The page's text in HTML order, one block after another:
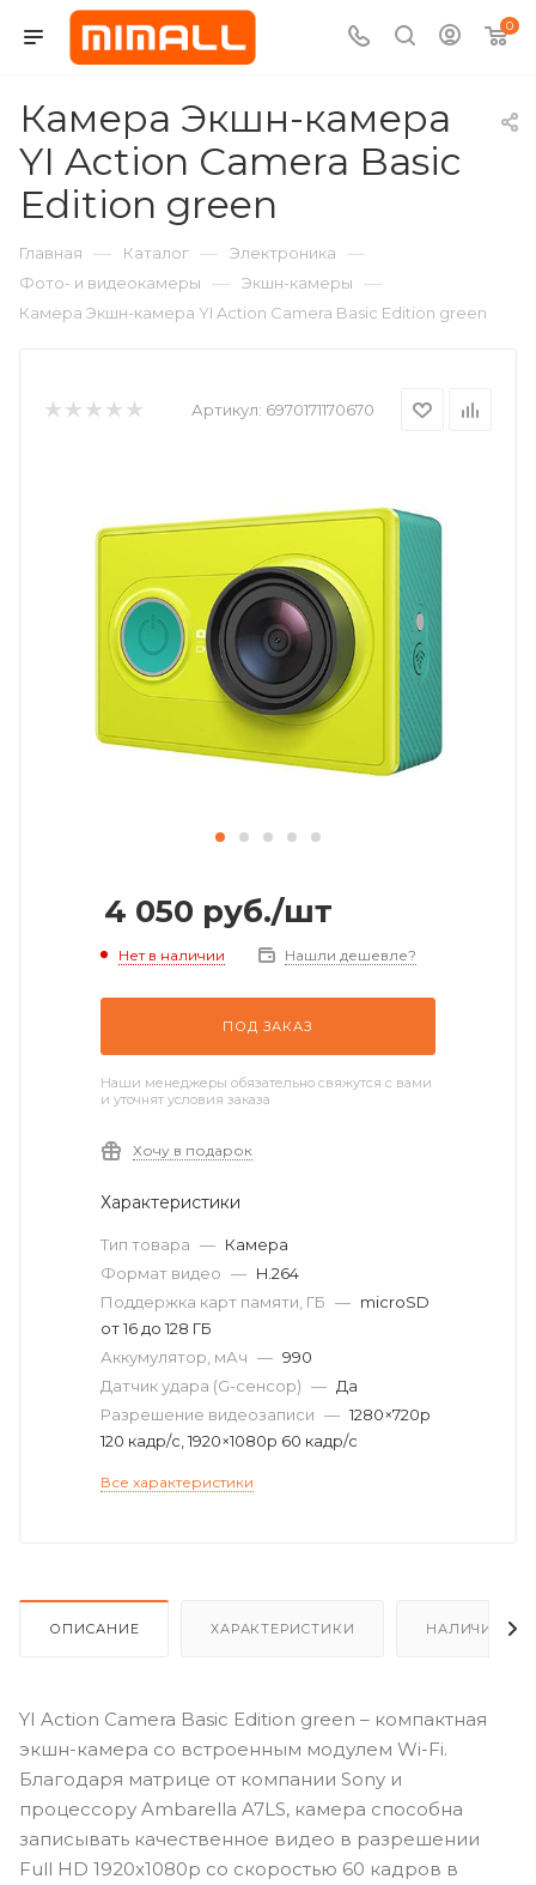
0
Камера Экшн-камера
YI Action Camera Basic
Edition green
Главная — Каталог — Электроника —
Фото- и видеокамеры — Экшн-камеры —
Камера Экшн-камера YI Action Camera Basic Edition green
Артикул: 6970171170670
4 050 руб./шт
Нет в наличии Нашли дешевле?
ПОД ЗАКАЗ
Наши менеджеры обязательно свяжутся с вами
и уточнят условия заказа
Хочу в подарок
Характеристики
Тип товара — Камера
Формат видео — H.264
Поддержка карт памяти, ГБ — microSD
от 16 до 128 ГБ
Аккумулятор, мАч — 990
Датчик удара (G-сенсор) — Да
Разрешение видеозаписи — 1280×720p
120 кадр/с, 1920×1080p 60 кадр/c
Все характеристики
ОПИСАНИЕ ХАРАКТЕРИСТИКИ НАЛИЧИЕ
YI Action Camera Basic Edition green – компактная
экшн-камера со встроенным модулем Wi-Fi.
Благодаря матрице от компании Sony и
процессору Ambarella A7LS, камера способна
записывать качественное видео в разрешении
Full HD 1920x1080p со скоростью 60 кадров в